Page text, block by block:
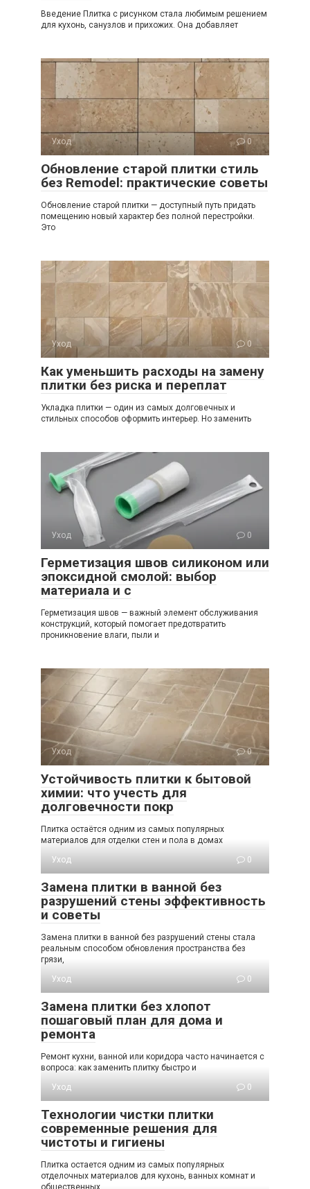
Введение Плитка с рисунком стала любимым решением
для кухонь, санузлов и прихожих. Она добавляет
Уход 0
Обновление старой плитки стиль
без Remodel: практические советы
Обновление старой плитки — доступный путь придать
помещению новый характер без полной перестройки.
Это
Уход 0
Как уменьшить расходы на замену
плитки без риска и переплат
Укладка плитки — один из самых долговечных и
стильных способов оформить интерьер. Но заменить
Уход 0
Герметизация швов силиконом или
эпоксидной смолой: выбор
материала и с
Герметизация швов — важный элемент обслуживания
конструкций, который помогает предотвратить
проникновение влаги, пыли и
Уход 0
Устойчивость плитки к бытовой
химии: что учесть для
долговечности покр
Плитка остаётся одним из самых популярных
материалов для отделки стен и пола в домах
Уход
0
Замена плитки в ванной без
разрушений стены эффективность
и советы
Замена плитки в ванной без разрушений стены стала
реальным способом обновления пространства без
грязи,
Уход
0
Замена плитки без хлопот
пошаговый план для дома и
ремонта
Ремонт кухни, ванной или коридора часто начинается с
вопроса: как заменить плитку быстро и
Уход
0
Технологии чистки плитки
современные решения для
чистоты и гигиены
Плитка остается одним из самых популярных
отделочных материалов для кухонь, ванных комнат и
общественных